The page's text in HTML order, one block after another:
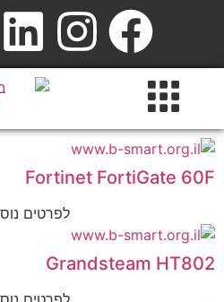
Fortinet FortiGate 60F
לפרטים
Grandsteam HT802